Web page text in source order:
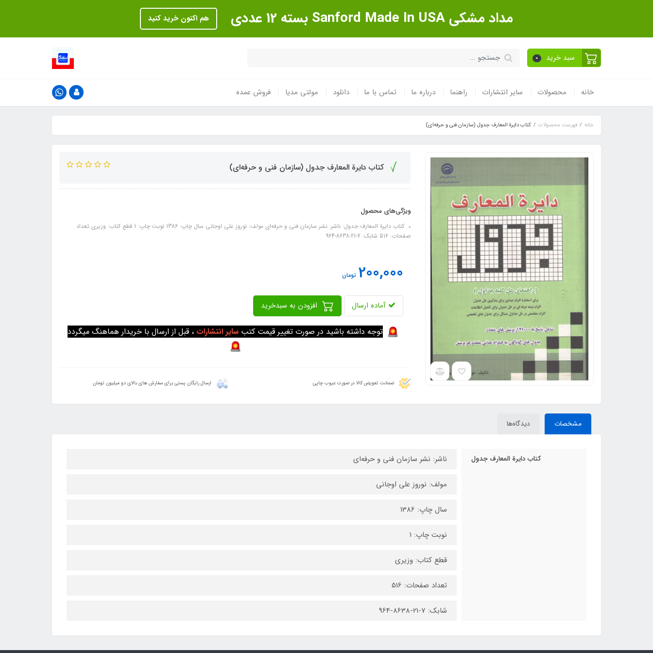
مداد مشکی Sanford Made In USA بسته 12 عددی هم اکنون خرید کنید
سبد خرید 0
خانه محصولات سایر انتشارات راهنما درباره ما تماس با ما دانلود مولتی مدیا فروش عمده
خانه فهرست محصولات کتاب دایرة المعارف جدول (سازمان فنی و حرفه‌ای)
کتاب دایرة المعارف جدول (سازمان فنی و حرفه‌ای)
ویژگی‌های محصول
کتاب دایرة المعارف جدول: ناشر: نشر سازمان فنی و حرفه‌ای مولف: نوروز علی اوجانی سال چاپ: 1386 نوبت چاپ: 1 قطع کتاب: وزیری تعداد
صفحات: 516 شابک: 7-21-8638-964
200,000 تومان
آماده ارسال
توجه داشته باشید در صورت تغییر قیمت کتب سایر انتشارات ، قبل از ارسال با خریدار هماهنگ میگردد
ضمانت تعویض کالا در صورت عیوب چاپی ارسال رایگان پستی برای سفارش های بالای دو میلیون تومان
مشخصات دیدگاه‌ها
کتاب دایرة المعارف جدول ناشر: نشر سازمان فنی و حرفه‌ای
مولف: نوروز علی اوجانی
سال چاپ: 1386
نوبت چاپ: 1
قطع کتاب: وزیری
تعداد صفحات: 516
شابک: 7-21-8638-964